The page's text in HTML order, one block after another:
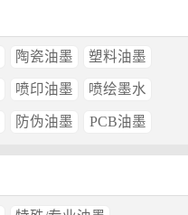
陶瓷油墨 塑料油墨
喷印油墨 喷绘墨水
防伪油墨 PCB油墨